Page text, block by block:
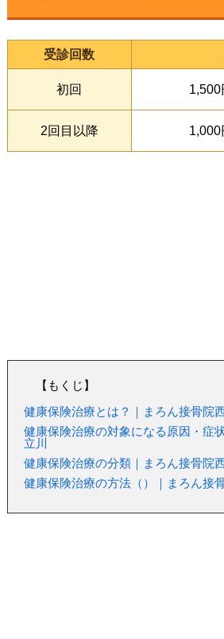
受診回数
初回 1,500
2回目以降 1,000
【もくじ】
健康保険治療とは？｜まろん接骨院
健康保険治療の対象になる原因・症
立川
健康保険治療の分類｜まろん接骨院
健康保険治療の方法（）｜まろん接